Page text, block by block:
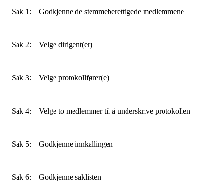
Sak 1: Godkjenne de stemmeberettigede medlemmene
Sak 2: Velge dirigent(er)
Sak 3: Velge protokollfører(e)
Sak 4: Velge to medlemmer til å underskrive protokollen
Sak 5: Godkjenne innkallingen
Sak 6: Godkjenne saklisten